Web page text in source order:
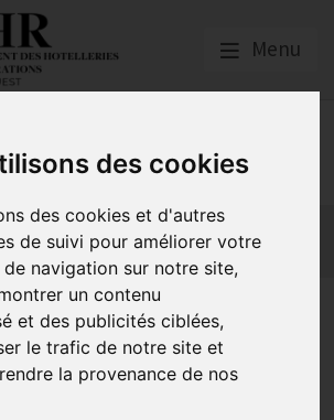
des cookies
des cookies et d'autres
de suivi pour améliorer votre
navigation sur notre site,
un contenu
et des publicités ciblées,
le trafic de notre site et
la provenance de nos
Menu
OUEST
nous ?
Formations
un accès privilégié à un large réseau de
pour répondre à tous vos besoins en